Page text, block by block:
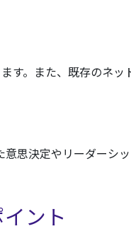
また、既存の
決定やリーダ
ント